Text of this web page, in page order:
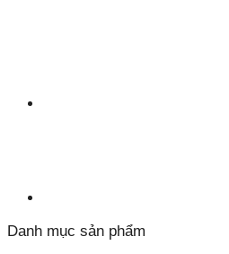
Danh mục sản phẩm